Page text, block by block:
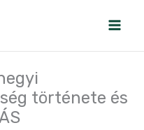
története és